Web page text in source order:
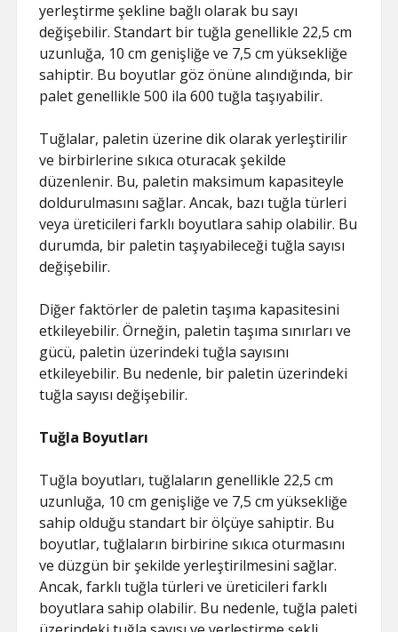
yerleştirme şekline bağlı olarak bu sayı
değişebilir. Standart bir tuğla genellikle 22,5 cm
uzunluğa, 10 cm genişliğe ve 7,5 cm yüksekliğe
sahiptir. Bu boyutlar göz önüne alındığında, bir
palet genellikle 500 ila 600 tuğla taşıyabilir.
Tuğlalar, paletin üzerine dik olarak yerleştirilir
ve birbirlerine sıkıca oturacak şekilde
düzenlenir. Bu, paletin maksimum kapasiteyle
doldurulmasını sağlar. Ancak, bazı tuğla türleri
veya üreticileri farklı boyutlara sahip olabilir. Bu
durumda, bir paletin taşıyabileceği tuğla sayısı
değişebilir.
Diğer faktörler de paletin taşıma kapasitesini
etkileyebilir. Örneğin, paletin taşıma sınırları ve
gücü, paletin üzerindeki tuğla sayısını
etkileyebilir. Bu nedenle, bir paletin üzerindeki
tuğla sayısı değişebilir.
Tuğla Boyutları
Tuğla boyutları, tuğlaların genellikle 22,5 cm
uzunluğa, 10 cm genişliğe ve 7,5 cm yüksekliğe
sahip olduğu standart bir ölçüye sahiptir. Bu
boyutlar, tuğlaların birbirine sıkıca oturmasını
ve düzgün bir şekilde yerleştirilmesini sağlar.
Ancak, farklı tuğla türleri ve üreticileri farklı
boyutlara sahip olabilir. Bu nedenle, tuğla paleti